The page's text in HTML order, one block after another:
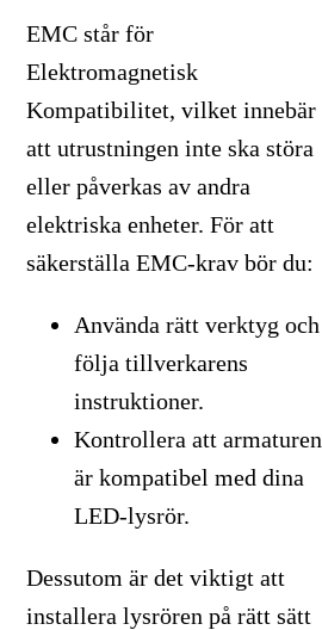
EMC står för
Elektromagnetisk
Kompatibilitet, vilket innebär
att utrustningen inte ska störa
eller påverkas av andra
elektriska enheter. För att
säkerställa EMC-krav bör du:
Använda rätt verktyg och
följa tillverkarens
instruktioner.
Kontrollera att armaturen
är kompatibel med dina
LED-lysrör.
Dessutom är det viktigt att
installera lysrören på rätt sätt